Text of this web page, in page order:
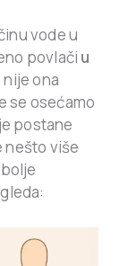
vode u
povlači u
nije ona
se osećamo
postane
nešto više